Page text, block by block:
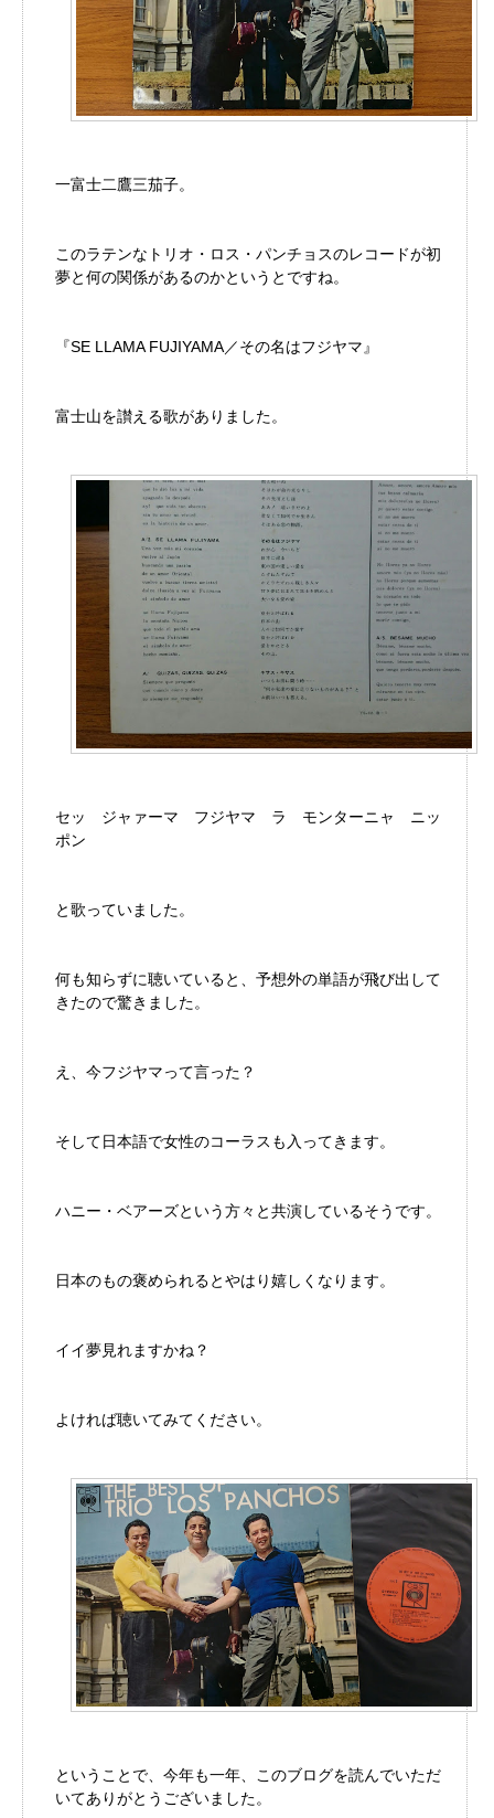
一富士二鷹三茄子。
このラテンなトリオ・ロス・パンチョスのレコードが初
夢と何の関係があるのかというとですね。
『SE LLAMA FUJIYAMA／その名はフジヤマ』
富士山を讃える歌がありました。
セッ ジャァーマ フジヤマ ラ モンターニャ ニッ
ポン
と歌っていました。
何も知らずに聴いていると、予想外の単語が飛び出して
きたので驚きました。
え、今フジヤマって言った？
そして日本語で女性のコーラスも入ってきます。
ハニー・ベアーズという方々と共演しているそうです。
日本のもの褒められるとやはり嬉しくなります。
イイ夢見れますかね？
よければ聴いてみてください。
ということで、今年も一年、このブログを読んでいただ
いてありがとうございました。